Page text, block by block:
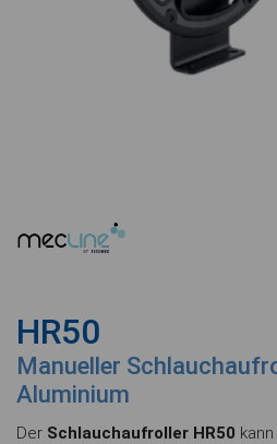
HR50
Manueller
Aluminium
Der Schlauchaufroller HR50